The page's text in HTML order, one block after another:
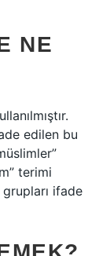
NE
edilen bu
terimi
ifade